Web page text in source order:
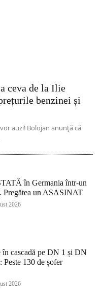
ceva de la Ilie
benzinei și
auzi! Bolojan anunță că
în Germania într-un
Pregătea un ASASINAT
2026
cascadă pe DN 1 și DN
130 de șofer
2026